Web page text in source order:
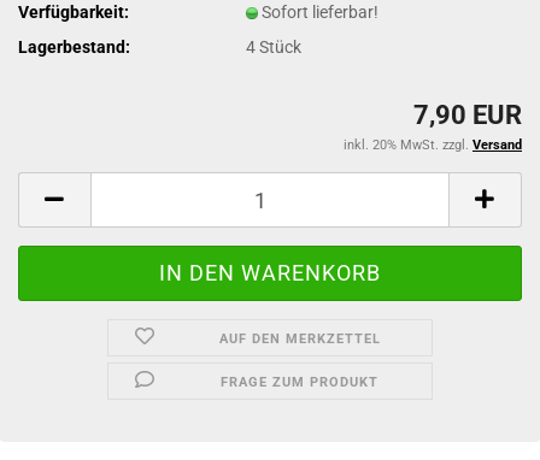
Verfügbarkeit:
Sofort lieferbar!
Lagerbestand:
4Stück
7,90 EUR
inkl. 20% MwSt. zzgl. Versand
AUF DEN MERKZETTEL
FRAGE ZUM PRODUKT